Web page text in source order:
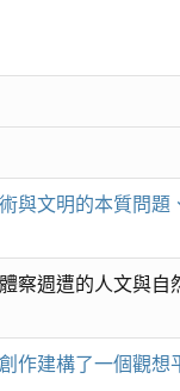
與文明的本質問
察週遭的人文與
作建構了一個觀